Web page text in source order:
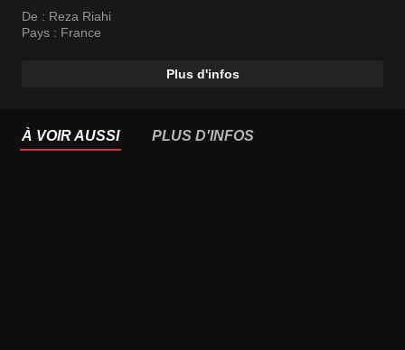
De : Reza Riahi
Pays : France
Plus d'infos
À VOIR AUSSI PLUS D'INFOS